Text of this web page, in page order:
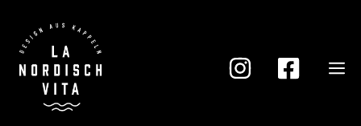
Inhalt
springen